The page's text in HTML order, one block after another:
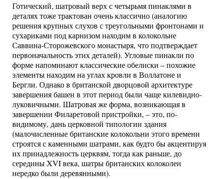
Готический, шатровый верх с четырьмя пинаклями в
деталях тоже трактован очень классично (аналогию
решения крупных слухов с треугольными фронтонами и
сухариками под карнизом находим в колокольне
Саввина-Сторожевского монастыря, что подтверждает
первоначальность этих деталей). Угловые пинакли по
форме напоминают классические обелиски – похожие
элементы находим на углах кровли в Воллатоне и
Бергли. Однако в британской дворцовой архитектуре
завершения башен в этот период были чаще килевидно-
луковичными. Шатровая же форма, возникающая в
завершении Филаретовой пристройки, – это, по-
видимому, дань церковной типологии здания
(малочисленные британские колокольни этого времени
строятся с каменными шатрами, как будто бы акцентируя
их принадлежность церквям, тогда как раньше, до
середины XVI века, шатры британских колоколен
нередко были деревянными).